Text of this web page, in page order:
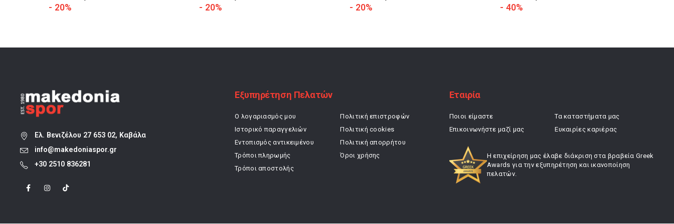
- 20% - 20% - 20% - 40%
Ελ. Βενιζέλου 27 653 02, Καβάλα
info@makedoniaspor.gr
+30 2510 836281
Εξυπηρέτηση Πελατών
Ο λογαριασμός μου
Ιστορικό παραγγελιών
Εντοπισμός αντικειμένου
Τρόποι πληρωμής
Τρόποι αποστολής
Πολιτική επιστροφών
Πολιτική cookies
Πολιτική απορρήτου
Όροι χρήσης
Εταιρία
Ποιοι είμαστε
Επικοινωνήστε μαζί μας
Τα καταστήματα μας
Ευκαιρίες καριέρας
Η επιχείρηση μας έλαβε διάκριση στα βραβεία Greek
Awards για την εξυπηρέτηση και ικανοποίηση
πελατών.